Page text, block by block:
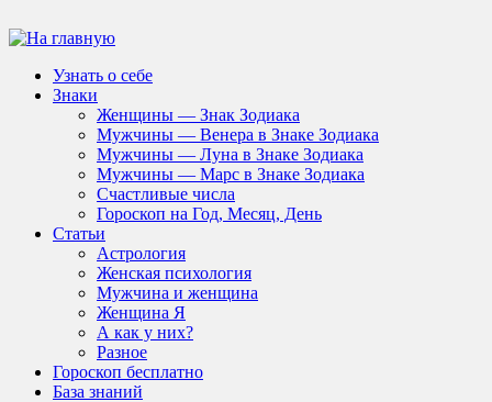
Узнать о себе
Знаки
Женщины — Знак Зодиака
Мужчины — Венера в Знаке Зодиака
Мужчины — Луна в Знаке Зодиака
Мужчины — Марс в Знаке Зодиака
Счастливые числа
Гороскоп на Год, Месяц, День
Статьи
Астрология
Женская психология
Мужчина и женщина
Женщина Я
А как у них?
Разное
Гороскоп бесплатно
База знаний